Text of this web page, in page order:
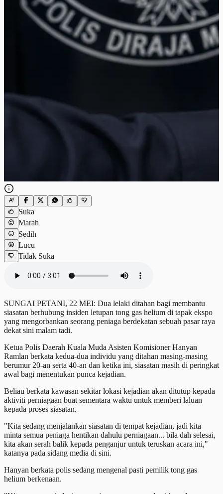
Suka
Marah
Sedih
Lucu
Tidak Suka
SUNGAI PETANI, 22 MEI: Dua lelaki ditahan bagi membantu
siasatan berhubung insiden letupan tong gas helium di tapak ekspo
yang mengorbankan seorang peniaga berdekatan sebuah pasar raya
dekat sini malam tadi.
Ketua Polis Daerah Kuala Muda Asisten Komisioner Hanyan
Ramlan berkata kedua-dua individu yang ditahan masing-masing
berumur 20-an serta 40-an dan ketika ini, siasatan masih di peringkat
awal bagi menentukan punca kejadian.
Beliau berkata kawasan sekitar lokasi kejadian akan ditutup kepada
aktiviti perniagaan buat sementara waktu untuk memberi laluan
kepada proses siasatan.
"Kita sedang menjalankan siasatan di tempat kejadian, jadi kita
minta semua peniaga hentikan dahulu perniagaan... bila dah selesai,
kita akan serah balik kepada penganjur untuk teruskan acara ini,"
katanya pada sidang media di sini.
Hanyan berkata polis sedang mengenal pasti pemilik tong gas
helium berkenaan.